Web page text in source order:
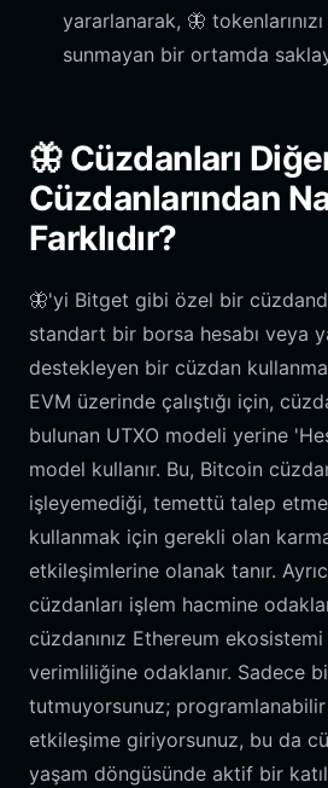
yararlanarak, 🦋
sunmayan bir ortamda
🦋 Cüzdanları
Cüzdanlarından
Farklıdır?
🦋'yi Bitget gibi özel bir
standart bir borsa hesabı veya
destekleyen bir cüzdan
EVM üzerinde çalıştığı için,
bulunan UTXO modeli yerine
model kullanır. Bu, Bitcoin
işleyemediği, temettü talep
kullanmak için gerekli olan
etkileşimlerine olanak tanır.
cüzdanları işlem hacmine
cüzdanınız Ethereum
verimliliğine odaklanır. Sadece
tutmuyorsunuz;
etkileşime giriyorsunuz, bu da
yaşam döngüsünde aktif bir